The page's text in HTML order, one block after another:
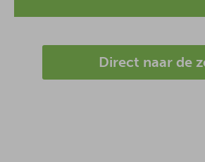
Direct naar de